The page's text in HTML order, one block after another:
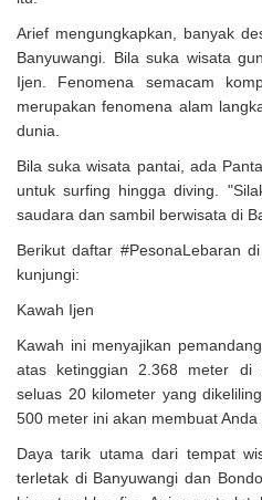
Arief mengungkapkan, banyak
Banyuwangi. Bila suka wisata
Ijen. Fenomena semacam
merupakan fenomena alam
dunia.
Bila suka wisata pantai, ada
untuk surfing hingga diving.
saudara dan sambil berwisata di
Berikut daftar #PesonaLebaran
kunjungi:
Kawah Ijen
Kawah ini menyajikan
atas ketinggian 2.368 meter di
seluas 20 kilometer yang
500 meter ini akan membuat Anda
Daya tarik utama dari tempat
terletak di Banyuwangi dan